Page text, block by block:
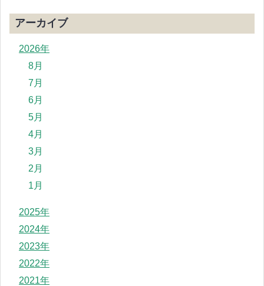
アーカイブ
2026年
8月
7月
6月
5月
4月
3月
2月
1月
2025年
2024年
2023年
2022年
2021年